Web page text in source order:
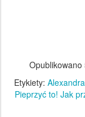
Opublikowano
Etykiety:
Pieprzyć to! Jak